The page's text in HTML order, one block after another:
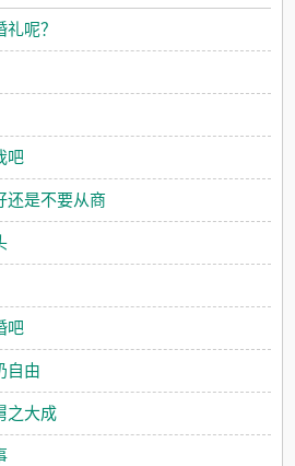
呢？
吧
还是不要从商
吧
自由
之大成